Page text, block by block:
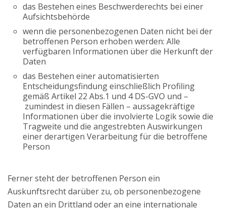
das Bestehen eines Beschwerderechts bei einer
Aufsichtsbehörde
wenn die personenbezogenen Daten nicht bei der
betroffenen Person erhoben werden: Alle
verfügbaren Informationen über die Herkunft der
Daten
das Bestehen einer automatisierten
Entscheidungsfindung einschließlich Profiling
gemäß Artikel 22 Abs.1 und 4 DS-GVO und –
zumindest in diesen Fällen – aussagekräftige
Informationen über die involvierte Logik sowie die
Tragweite und die angestrebten Auswirkungen
einer derartigen Verarbeitung für die betroffene
Person
Ferner steht der betroffenen Person ein
Auskunftsrecht darüber zu, ob personenbezogene
Daten an ein Drittland oder an eine internationale